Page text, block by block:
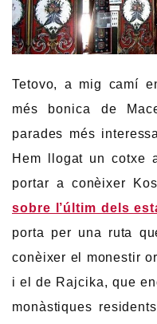
Tetovo, a mig camí
més bonica de
parades més
Hem llogat un cotxe
portar a conèixer
sobre l’últim dels
porta per una ruta
conèixer el monestir
i el de Rajcika, que
monàstiques